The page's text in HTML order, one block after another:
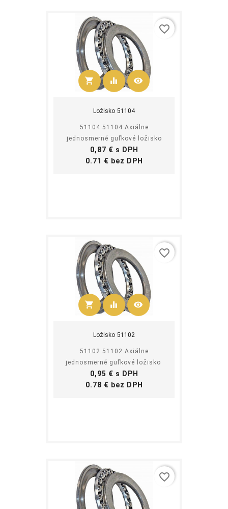
shopping_cart
Kúpiť
equalizer visibility
Ložisko 51104
51104 51104 Axiálne
jednosmerné guľkové ložisko
Cena
0,87 € s DPH
0.71 € bez DPH
favorite_border
shopping_cart
Kúpiť
equalizer visibility
Ložisko 51102
51102 51102 Axiálne
jednosmerné guľkové ložisko
Cena
0,95 € s DPH
0.78 € bez DPH
favorite_border
favorite_border